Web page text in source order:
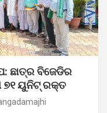
ଛାତ୍ର ବିଜେଡିର
୭୧ ୟୁନିଟ୍ ରକ୍ତ